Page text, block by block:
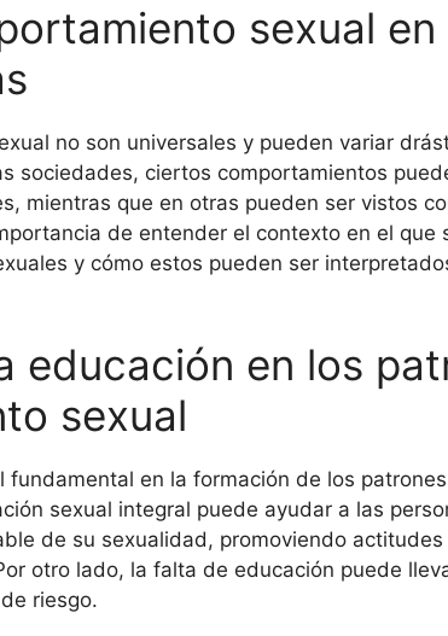
sexual en
no son universales y pueden variar
sociedades, ciertos comportamientos
mientras que en otras pueden ser vistos
de entender el contexto en el que
y cómo estos pueden ser
educación en los
sexual
fundamental en la formación de los
sexual integral puede ayudar a las
de su sexualidad, promoviendo actitudes
otro lado, la falta de educación puede
riesgo.